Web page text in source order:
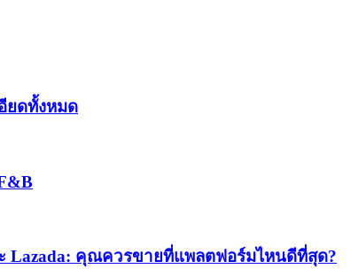
ยดทั้งหมด
Lazada: คุณควรขายที่แพลตฟอร์มไหนดีที่สุด?